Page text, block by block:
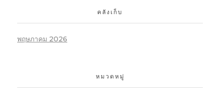
คลังเก็บ
พฤษภาคม 2026
หมวดหมู่